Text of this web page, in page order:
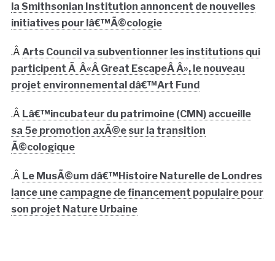
la Smithsonian Institution annoncent de nouvelles
initiatives pour lâ€™Ã©cologie
.Â Arts Council va subventionner les institutions qui
participent Ã Â«Â Great EscapeÂ Â», le nouveau
projet environnemental dâ€™Art Fund
.Â Lâ€™incubateur du patrimoine (CMN) accueille
sa 5e promotion axÃ©e sur la transition
Ã©cologique
.Â Le MusÃ©um dâ€™Histoire Naturelle de Londres
lance une campagne de financement populaire pour
son projet Nature Urbaine